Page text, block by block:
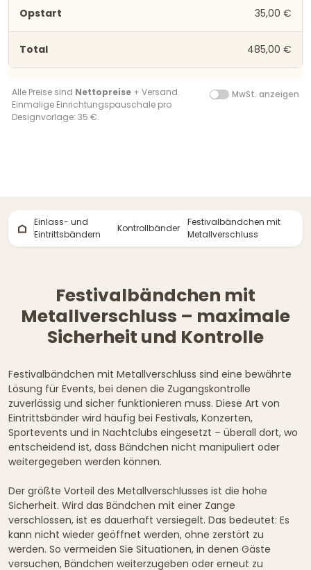
35,00 €
485,00 €
Alle Preise sind Nettopreise + Versand.
Einmalige Einrichtungspauschale pro
Designvorlage: 35 €.
MwSt. anzeigen
Einlass- und
Eintrittsbändern
Kontrollbänder
Festivalbändchen mit
Metallverschluss
Festivalbändchen mit
Metallverschluss – maximale
Sicherheit und Kontrolle
Festivalbändchen mit Metallverschluss sind eine bewährte
Lösung für Events, bei denen die Zugangskontrolle
zuverlässig und sicher funktionieren muss. Diese Art von
Eintrittsbänder wird häufig bei Festivals, Konzerten,
Sportevents und in Nachtclubs eingesetzt – überall dort, wo
entscheidend ist, dass Bändchen nicht manipuliert oder
weitergegeben werden können.
Der größte Vorteil des Metallverschlusses ist die hohe
Sicherheit. Wird das Bändchen mit einer Zange
verschlossen, ist es dauerhaft versiegelt. Das bedeutet: Es
kann nicht wieder geöffnet werden, ohne zerstört zu
werden. So vermeiden Sie Situationen, in denen Gäste
versuchen, Bändchen weiterzugeben oder erneut zu